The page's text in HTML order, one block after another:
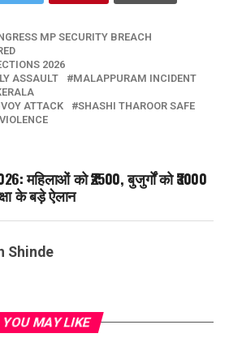
MP SECURITY BREACH
2026
ASSAULT
MALAPPURAM INCIDENT
ATTACK
SHASHI THAROOR SAFE
महिलाओं को ₹2500, बुजुर्गों को ₹3000
के बड़े ऐलान
Shinde
YOU MAY LIKE